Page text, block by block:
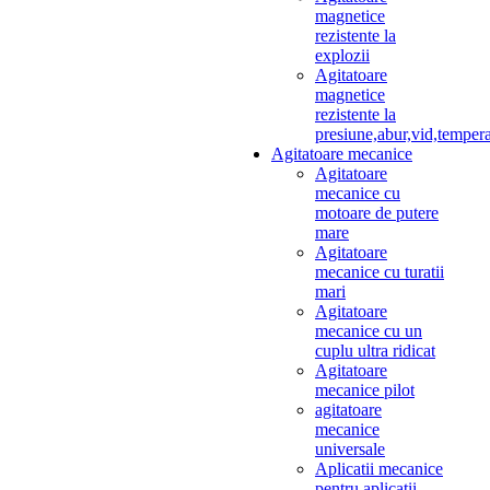
magnetice
rezistente la
explozii
Agitatoare
magnetice
rezistente la
Agitatoare mecanice
Agitatoare
mecanice cu
motoare de putere
mare
Agitatoare
mecanice cu turatii
mari
Agitatoare
mecanice cu un
cuplu ultra ridicat
Agitatoare
mecanice pilot
agitatoare
mecanice
universale
Aplicatii mecanice